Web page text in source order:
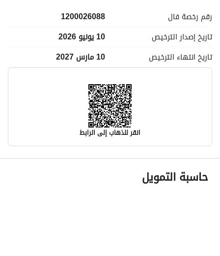
رقم رخصة فال
1200026088
تاريخ إصدار الترخيص
10 يونيو 2026
تاريخ انتهاء الترخيص 10 مارس 2027
انقر للذهاب إلى الرابط
معلومات مسؤول الإعلان
اسم المسؤول
حاسبة التمويل